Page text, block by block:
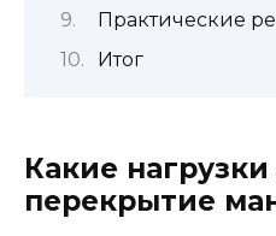
Практические
Итог
Какие
перекрытие